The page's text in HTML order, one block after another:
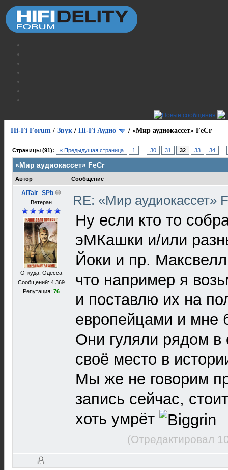
Hi-Fi Forum / Звук / Hi-Fi Аудио / «Мир аудиокассет» FeCr
Страницы (91): « Предыдущая страница 1 30 31 32 33 34
«Мир аудиокассет» FeCr
Автор Сообщение
AlTair_SPb
Ветеран
Откуда: Одесса
Сообщений: 4 369
Репутация: 76
RE: «Мир аудиокассет»
Ну если кто то
эМКашки и/или
Йоки и пр.
что например я
и поставлю их на
европейцами и мне
Они гуляли рядом
своё место в
Мы же не говорим
запись сейчас,
хоть умрёт
(Отредактировал